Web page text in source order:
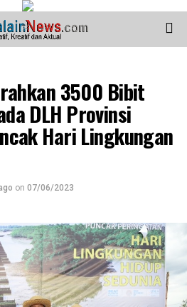
3500 Bibit
DLH Provinsi
Hari Lingkungan
on 07/06/2023